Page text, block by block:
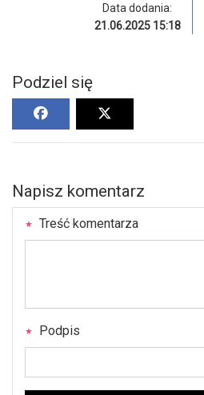
Data dodania:
21.06.2025 15:18
Podziel się
Napisz komentarz
Treść komentarza
Podpis